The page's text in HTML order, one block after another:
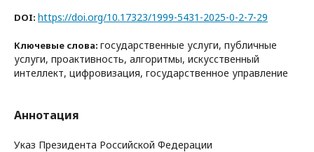
DOI: https://doi.org/10.17323/1999-5431-2025-0-2-7-29
Ключевые слова: государственные услуги, публичные
услуги, проактивность, алгоритмы, искусственный
интеллект, цифровизация, государственное управление
Аннотация
Указ Президента Российской Федерации